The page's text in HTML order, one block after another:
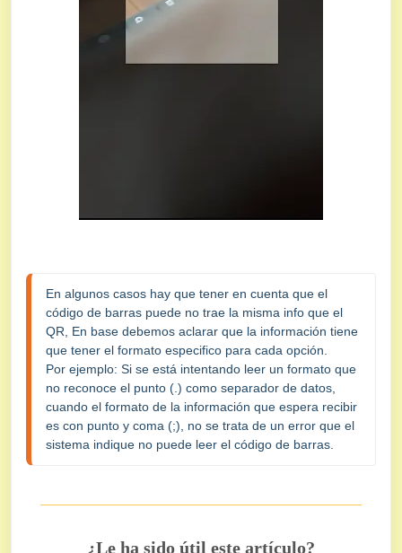
En algunos casos hay que tener en cuenta que el
código de barras puede no trae la misma info que el
QR, En base debemos aclarar que la información tiene
que tener el formato especifico para cada opción.
Por ejemplo: Si se está intentando leer un formato que
no reconoce el punto (.) como separador de datos,
cuando el formato de la información que espera recibir
es con punto y coma (;), no se trata de un error que el
sistema indique no puede leer el código de barras.
¿Le ha sido útil este artículo?